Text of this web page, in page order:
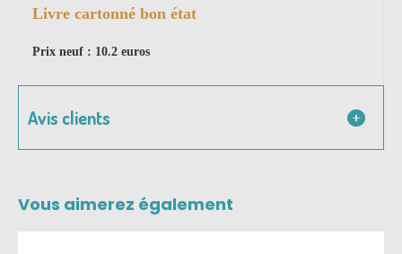
Livre cartonné bon état
Prix neuf : 10.2 euros
Avis clients
Vous aimerez également